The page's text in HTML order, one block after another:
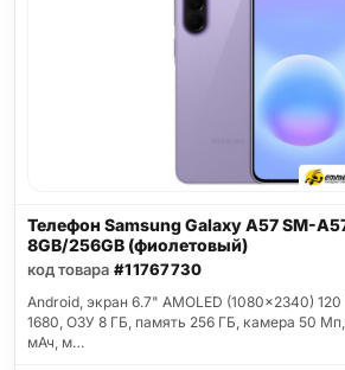
Телефон Samsung Galaxy A57 SM-
8GB/256GB (фиолетовый)
код товара #11767730
Android, экран 6.7" AMOLED (1080x2340)
1680, ОЗУ 8 ГБ, память 256 ГБ, камера 50
мАч, м…